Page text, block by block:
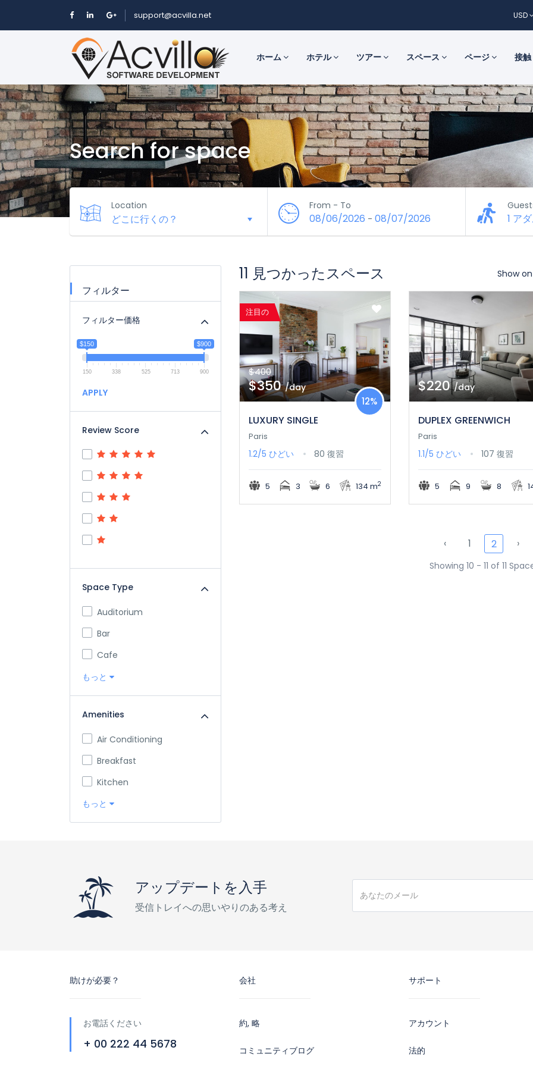
support@acvilla.net USD
ホーム ホテル ツアー スペース ページ 接触
Search for space
Location From - To
08/06/2026 - 08/07/2026 1 ア
フィルター
フィルター価格
$150 $900
150 338 525 713 900
APPLY
Review Score
Space Type
Auditorium
Bar
Cafe
もっと
Amenities
Air Conditioning
Breakfast
Kitchen
もっと
11 見つかったスペース Show
注目の
$400
$350/day
LUXURY SINGLE
12%
Paris
1.2/5 ひどい 80 復習
5 3 6 134 m2
$220/day
DUPLEX GREENWICH
Paris
1.1/5 ひどい 107 復習
5 9 8
‹ 1 2 ›
Showing 10 - 11 of 11
アップデートを入手
受信トレイへの思いやりのある考え
助けが必要？
お電話ください
+ 00 222 44 5678
会社
約, 略
コミュニティブログ
サポート
アカウント
法的